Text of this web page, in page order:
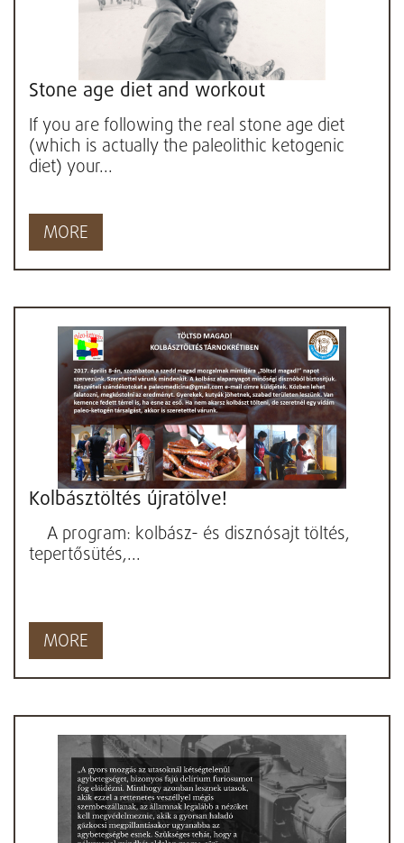
Stone age diet and workout
If you are following the real stone age diet
(which is actually the paleolithic ketogenic
diet) your...
MORE
Kolbásztöltés újratölve!
A program: kolbász- és disznósajt töltés,
tepertősütés,...
MORE